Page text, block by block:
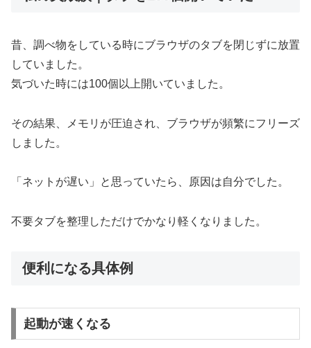
昔、調べ物をしている時にブラウザのタブを閉じずに放置
していました。
気づいた時には100個以上開いていました。
その結果、メモリが圧迫され、ブラウザが頻繁にフリーズ
しました。
「ネットが遅い」と思っていたら、原因は自分でした。
不要タブを整理しただけでかなり軽くなりました。
便利になる具体例
起動が速くなる